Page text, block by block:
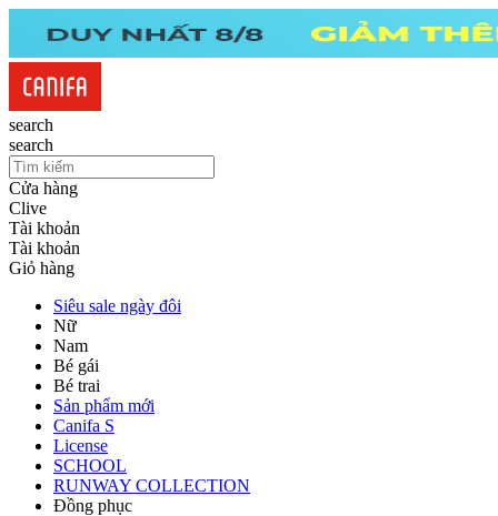
search
search
Cửa hàng
Clive
Tài khoản
Tài khoản
Giỏ hàng
Siêu sale ngày đôi
Nữ
Nam
Bé gái
Bé trai
Sản phẩm mới
Canifa S
License
SCHOOL
RUNWAY COLLECTION
Đồng phục